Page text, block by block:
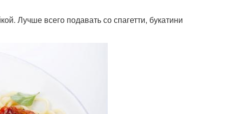
Лучше всего подавать со спагетти, букатини